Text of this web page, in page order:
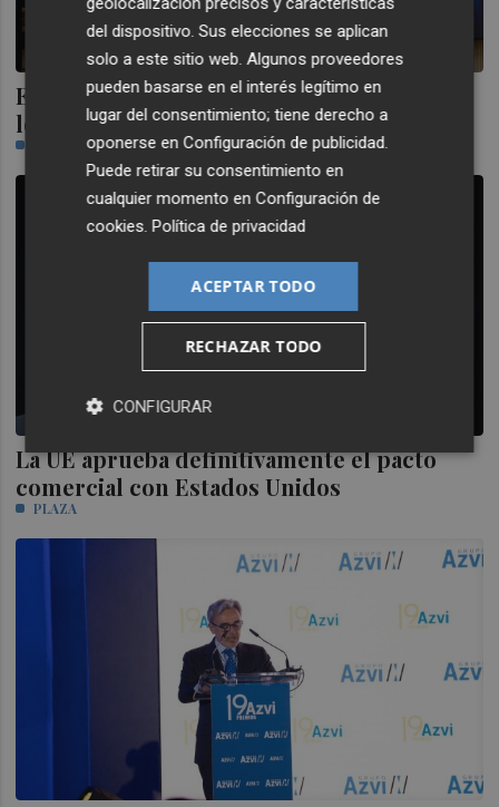
El Ibex 35 se impulsa un 0,64% y recupera
los 19.500 al cierre
La UE aprueba definitivamente el pacto
comercial con Estados Unidos
PLAZA
del dispositivo. Sus elecciones se aplican
solo a este sitio web. Algunos proveedores
pueden basarse en el interés legítimo en
lugar del consentimiento; tiene derecho a
oponerse enConfiguración de publicidad.
Puede retirar su consentimiento en
cualquier momento enConfiguración de
cookies.Política de privacidad
ACEPTAR TODO
RECHAZAR TODO
CONFIGURAR